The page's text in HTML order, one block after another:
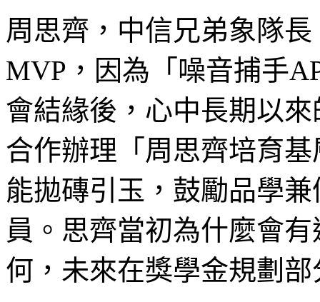
周思齊，中信兄弟象隊
MVP，因為「噪音捕手
會結緣後，心中長期以
合作辦理「周思齊培育
能拋磚引玉，鼓勵品學
員。思齊當初為什麼會
何，未來在獎學金規劃